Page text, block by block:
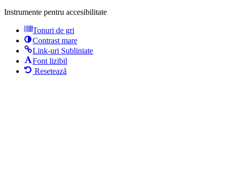
Instrumente pentru accesibilitate
Tonuri de gri
Contrast mare
Link-uri Subliniate
Font lizibil
Resetează